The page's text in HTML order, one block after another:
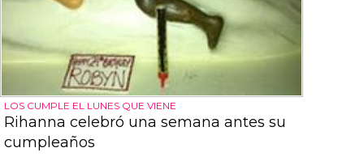
LOS CUMPLE EL LUNES QUE VIENE
Rihanna celebró una semana antes su
cumpleaños